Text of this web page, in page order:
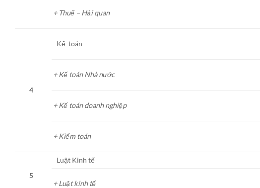
+ Thuế – Hải quan
4
Kế toán
+ Kế toán Nhà nước
+ Kế toán doanh nghiệp
+ Kiểm toán
5
Luật Kinh tế
+ Luật kinh tế